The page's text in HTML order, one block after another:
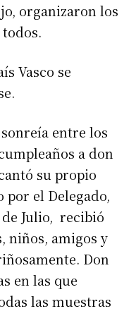
organizaron los
Vasco se
entre los
a don
su propio
por el Delegado,
Julio, recibió
niños, amigos y
Don
en las que
las muestras